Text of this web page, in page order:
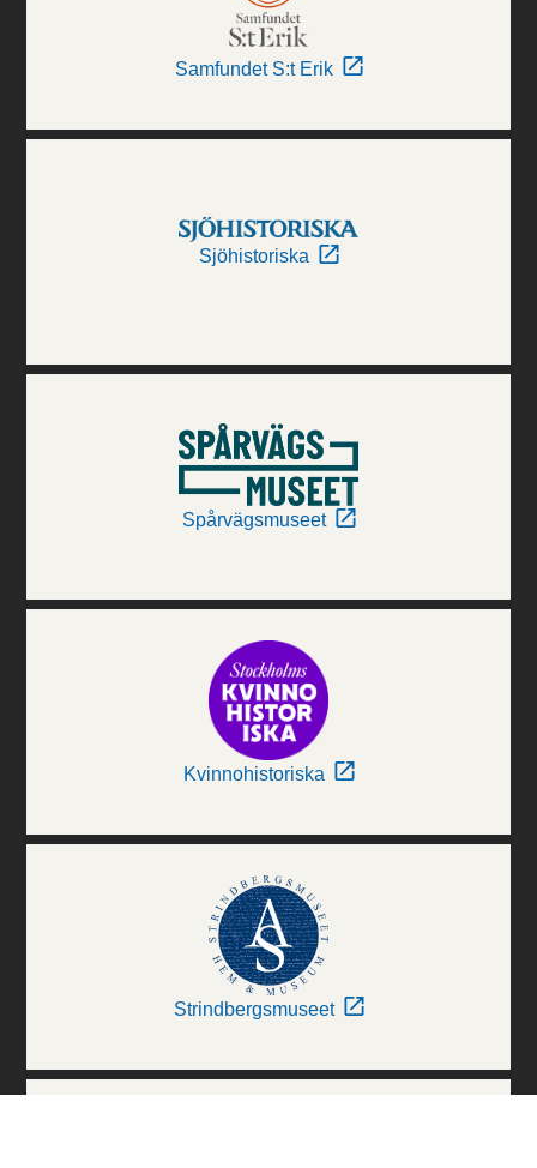
Samfundet S:t Erik
Sjöhistoriska
Spårvägsmuseet
Kvinnohistoriska
Strindbergsmuseet